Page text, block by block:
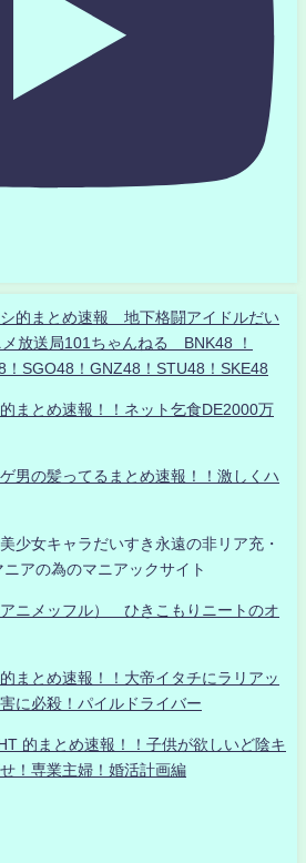
的まとめ速報 地下格闘アイドルだい
放送局101ちゃんねる BNK48 ！
！SGO48！GNZ48！STU48！SKE48
まとめ速報！！ネット乞食DE2000万
男の髪ってるまとめ速報！！激しくハ
少女キャラだいすき永遠の非リア充・
アの為のマニアックサイト
ニメッフル） ひきこもりニートのオ
まとめ速報！！大帝イタチにラリアッ
に必殺！パイルドライバー
的まとめ速報！！子供が欲しいど陰キ
！専業主婦！婚活計画編